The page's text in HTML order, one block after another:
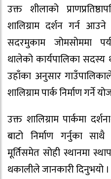
उक्त शीलाको
शालिग्राम दर्शन गर्न
सदरमुकाम जोमसोममा
थालेको कार्यपालिका सदस्य
उहाँका अनुसार
शालिग्राम पार्क निर्माण गर्ने
उक्त शालिग्राम पार्कमा
बाटो निर्माण गर्नुका
मूर्तिसमेत सोही स्थानमा
थकालीले जानकारी दिनुभयो ।